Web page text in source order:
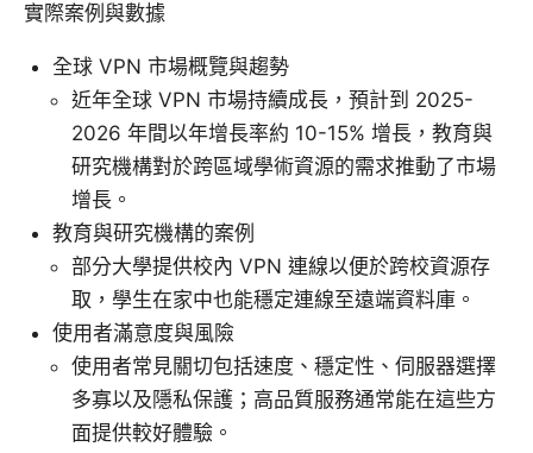
實際案例與數據
全球 VPN 市場概覽與趨勢
近年全球 VPN 市場持續成長，預計到 2025-
2026 年間以年增長率約 10-15% 增長，教育與
研究機構對於跨區域學術資源的需求推動了市場
增長。
教育與研究機構的案例
部分大學提供校內 VPN 連線以便於跨校資源存
取，學生在家中也能穩定連線至遠端資料庫。
使用者滿意度與風險
使用者常見關切包括速度、穩定性、伺服器選擇
多寡以及隱私保護；高品質服務通常能在這些方
面提供較好體驗。